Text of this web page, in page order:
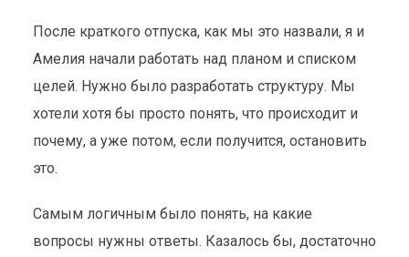
После краткого отпуска, как мы это назвали, я и
Амелия начали работать над планом и списком
целей. Нужно было разработать структуру. Мы
хотели хотя бы просто понять, что происходит и
почему, а уже потом, если получится, остановить
это.
Самым логичным было понять, на какие
вопросы нужны ответы. Казалось бы, достаточно